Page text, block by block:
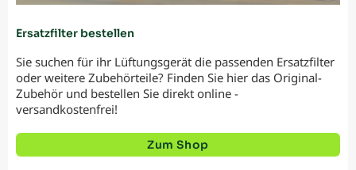
Ersatzfilter bestellen
Sie suchen für ihr Lüftungsgerät die passenden Ersatzfilter
oder weitere Zubehörteile? Finden Sie hier das Original-
Zubehör und bestellen Sie direkt online -
versandkostenfrei!
Zum Shop